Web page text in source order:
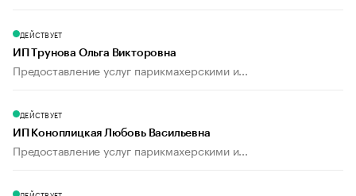
ДЕЙСТВУЕТ
ИП Трунова Ольга Викторовна
Предоставление услуг парикмахерскими и...
ДЕЙСТВУЕТ
ИП Коноплицкая Любовь Васильевна
Предоставление услуг парикмахерскими и...